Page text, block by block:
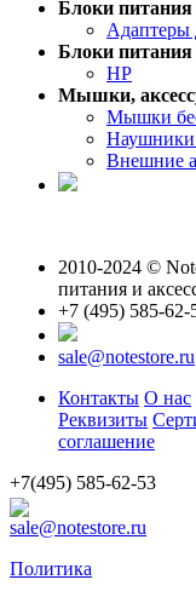
Блоки
Адаптеры
Блоки питания
HP
Мышки,
Мышки
Наушники
Внешние
2010-2024 ©
питания и
+7 (495) 585-62-
sale@notestore.ru
Контакты О нас
Реквизиты
соглашение
+7(495) 585-62-53
sale@notestore.ru
Политика